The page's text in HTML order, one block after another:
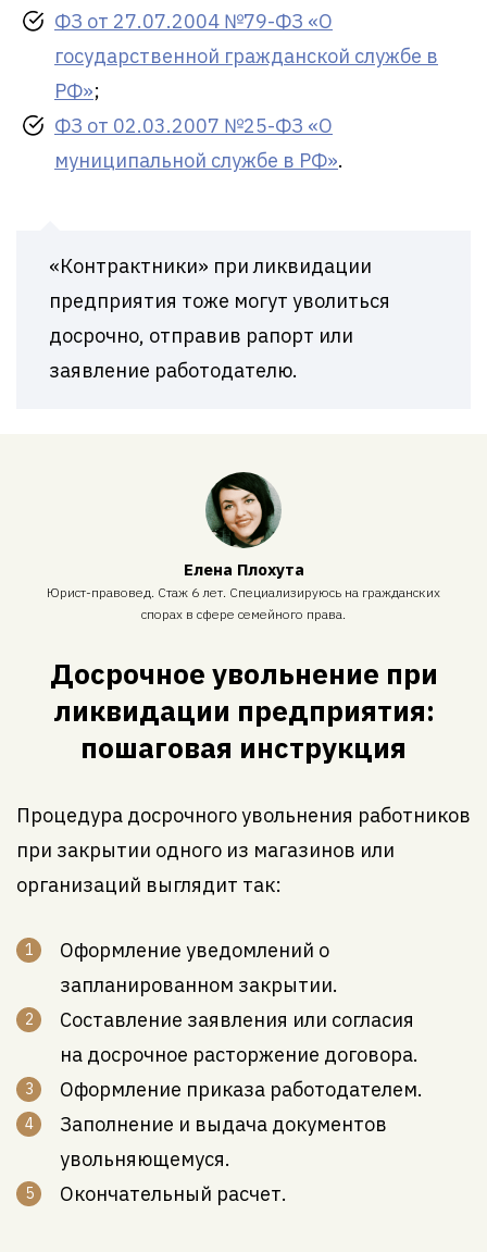
ФЗ от 27.07.2004 №79-ФЗ «О
государственной гражданской службе в
РФ»;
ФЗ от 02.03.2007 №25-ФЗ «О
муниципальной службе в РФ».
«Контрактники» при ликвидации
предприятия тоже могут уволиться
досрочно, отправив рапорт или
заявление работодателю.
Елена Плохута
Юрист-правовед. Стаж 6 лет. Специализируюсь на гражданских
спорах в сфере семейного права.
Досрочное увольнение при
ликвидации предприятия:
пошаговая инструкция
Процедура досрочного увольнения работников
при закрытии одного из магазинов или
организаций выглядит так:
Оформление уведомлений о
запланированном закрытии.
Составление заявления или согласия
на досрочное расторжение договора.
Оформление приказа работодателем.
Заполнение и выдача документов
увольняющемуся.
Окончательный расчет.